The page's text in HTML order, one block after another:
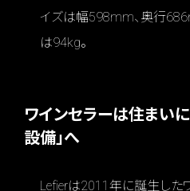
イズは幅598mm、奥行
は94kg。
ワインセラーは住まい
設備」へ
Lefierは2011年に誕生した